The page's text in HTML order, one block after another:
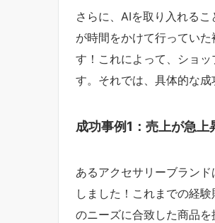
さらに、AIを取り入れる
が時間をかけて行ってい
す！これによって、ショ
す。それでは、具体的な
成功事例1：売上が急
あるアクセサリーブラン
しました！これまでの経
のニーズに合致した商品